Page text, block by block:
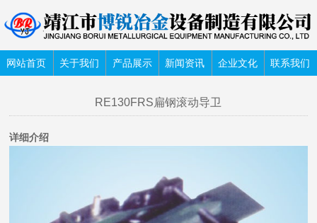
网站首页 关于我们 产品展示 新闻资讯 企业文化 联系我们
RE130FRS扁钢滚动导卫
详细介绍